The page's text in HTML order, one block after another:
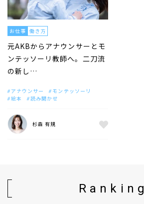
お仕事 働き方
元AKBからアナウンサーとモ
ンテッソーリ教師へ。二刀流
の新し…
アナウンサー
モンテッソーリ
絵本
読み聞かせ
杉森 有規
Ranking